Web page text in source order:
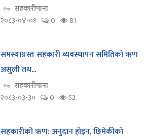
सहकारीपाना
२०८३-०४-०१
0 81
समस्याग्रस्त सहकारी व्यवस्थापन समितिको ऋण
असुली तथ...
सहकारीपाना
२०८३-०३-३०
0 52
सहकारीको ऋण: अनुदान होइन, छिमेकीको